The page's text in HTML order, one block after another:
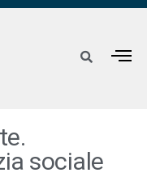
sociale